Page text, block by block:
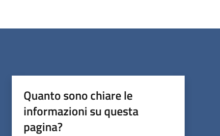
Quanto sono chiare le
informazioni su questa
pagina?